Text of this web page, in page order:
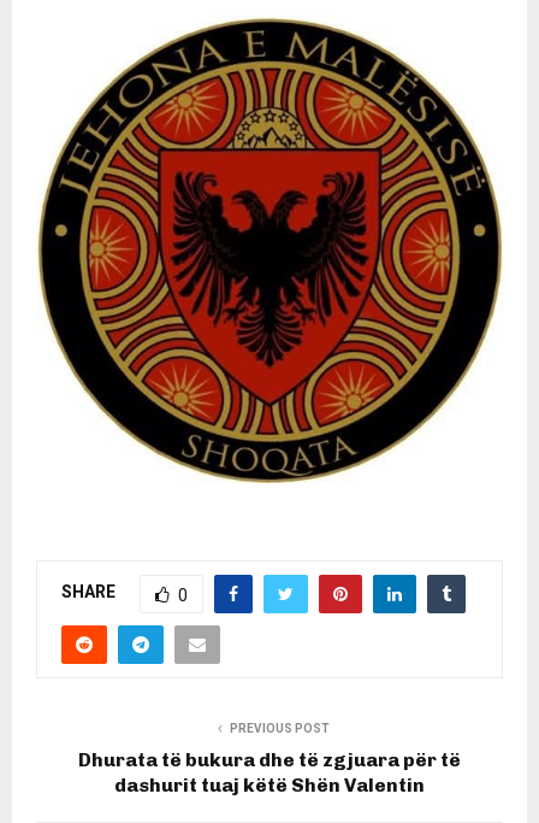
SHARE 0
PREVIOUS POST
Dhurata të bukura dhe të zgjuara për të
dashurit tuaj këtë Shën Valentin